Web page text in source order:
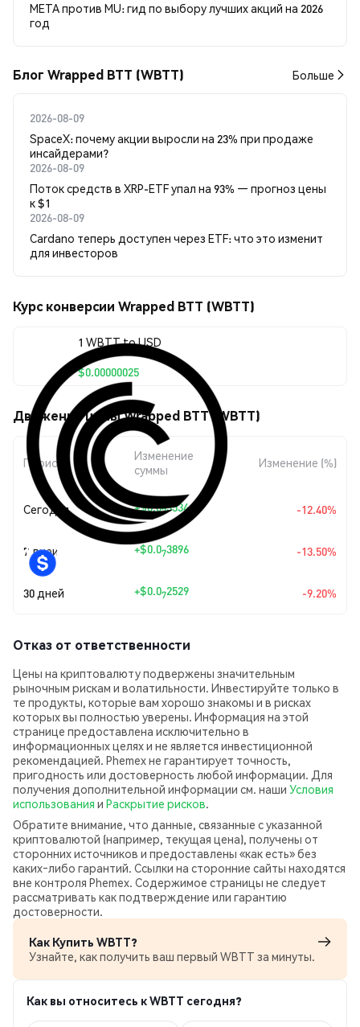
META против MU: гид по выбору лучших акций на 2026
год
Блог Wrapped BTT (WBTT) Больше
2026-08-09
SpaceX: почему акции выросли на 23% при продаже
инсайдерами?
2026-08-09
Поток средств в XRP-ETF упал на 93% — прогноз цены
к $1
2026-08-09
Cardano теперь доступен через ETF: что это изменит
для инвесторов
Курс конверсии Wrapped BTT (WBTT)
1 WBTT to USD
$0.00000025
Движения цены Wrapped BTT (WBTT)
Период
Изменение
суммы
Изменение (%)
Сегодня +$0.073534 -12.40%
7 дней +$0.073896 -13.50%
30 дней +$0.072529 -9.20%
Отказ от ответственности
Цены на криптовалюту подвержены значительным
рыночным рискам и волатильности. Инвестируйте только в
те продукты, которые вам хорошо знакомы и в рисках
которых вы полностью уверены. Информация на этой
странице предоставлена исключительно в
информационных целях и не является инвестиционной
рекомендацией. Phemex не гарантирует точность,
пригодность или достоверность любой информации. Для
получения дополнительной информации см. наши Условия
использования и Раскрытие рисков.
Обратите внимание, что данные, связанные с указанной
криптовалютой (например, текущая цена), получены от
сторонних источников и предоставлены «как есть» без
каких‑либо гарантий. Ссылки на сторонние сайты находятся
вне контроля Phemex. Содержимое страницы не следует
рассматривать как подтверждение или гарантию
достоверности.
Как Купить WBTT?
Узнайте, как получить ваш первый WBTT за минуты.
Как вы относитесь к WBTT сегодня?